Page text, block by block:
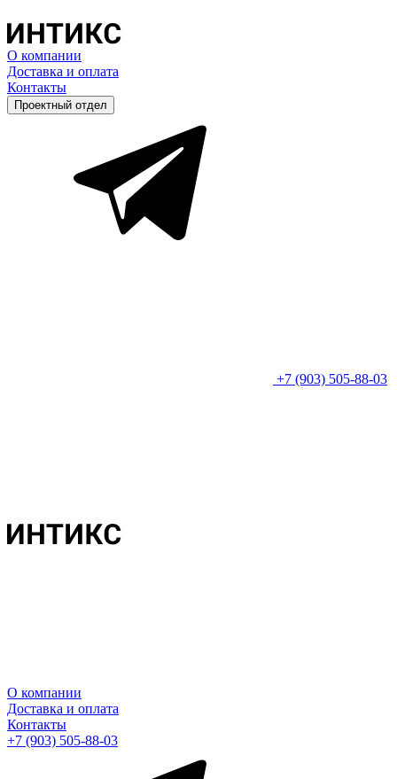
О компании
Доставка и оплата
Контакты
Проектный отдел
+7 (903) 505-88-03
О компании
Доставка и оплата
Контакты
+7 (903) 505-88-03